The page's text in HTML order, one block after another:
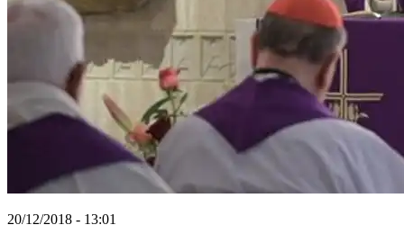
20/12/2018 - 13:01